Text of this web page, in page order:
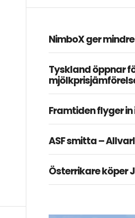
NimboX ger
Tyskland öppnar
Framtiden flyger
ASF smitta –
Österrikare köper